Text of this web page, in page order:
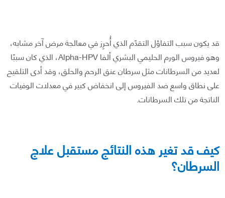
قد يكون سبب التفاؤل التقدّم الذي أُحرِز في معالجة مرض آخر مشابه،
وهو فيروس الورم الحليمي البشري ألفا Alpha-HPV، الذي كان سببًا
لعديد من السرطانات مثل سرطان عنق الرحم والحلق، وقد أدى التلقيح
على نطاق واسع ضد الفيروس إلى انخفاض كبير في معدلات الوفيات
الناتجة من تلك السرطانات.
كيف قد تغير هذه النتائج مستقبل علاج
السرطان؟